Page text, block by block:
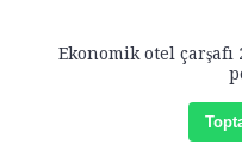
Ekonomik otel